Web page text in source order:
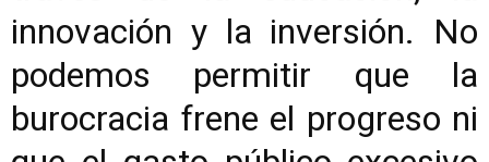
innovación y la inversión. No
podemos permitir que la
burocracia frene el progreso ni